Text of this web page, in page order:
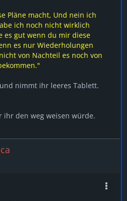
Pläne macht, Und nein ich
ich noch nicht wirklich
es gut wenn du mir diese
es nur Wiederholungen
von Nachteil es noch von
nimmt ihr leeres Tablett.
ihr den weg weisen würde.